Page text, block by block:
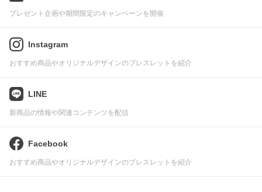
プレゼント企画や期間限定のキャンペーンを開催
Instagram
おすすめ商品やオリジナルデザインのブレスレットを紹介
LINE
新商品の情報や関連コンテンツを配信
Facebook
おすすめ商品やオリジナルデザインのブレスレットを紹介